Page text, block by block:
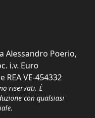
Alessandro Poerio,
i.v. Euro
REA VE-454332
riservati. È
con qualsiasi